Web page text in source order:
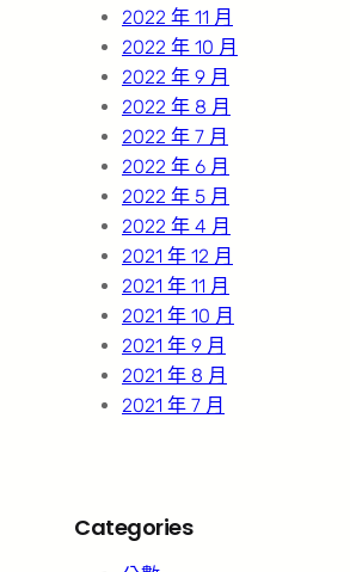
2022 年 11 月
2022 年 10 月
2022 年 9 月
2022 年 8 月
2022 年 7 月
2022 年 6 月
2022 年 5 月
2022 年 4 月
2021 年 12 月
2021 年 11 月
2021 年 10 月
2021 年 9 月
2021 年 8 月
2021 年 7 月
Categories